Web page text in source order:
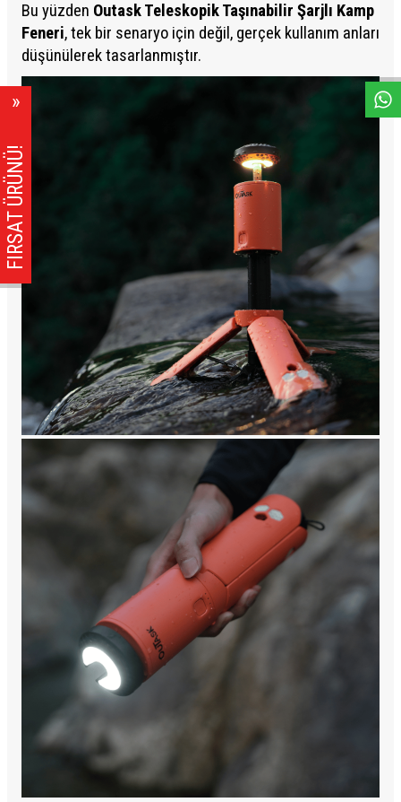
W
h
a
s
A
p
p
D
e
s
e
H
a
t
t
FIRSAT ÜRÜNÜ!
Bu yüzden Outask Teleskopik Taşınabilir Şarjlı Kamp
Feneri, tek bir senaryo için değil, gerçek kullanım anları
düşünülerek tasarlanmıştır.